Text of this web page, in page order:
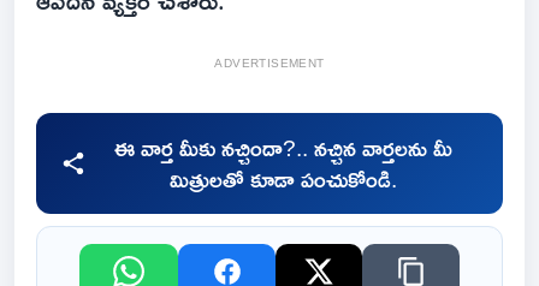
ADVERTISEMENT
ఈ వార్త మీకు నచ్చిందా?.. నచ్చిన వార్తలను మీ
మిత్రులతో కూడా పంచుకోండి.